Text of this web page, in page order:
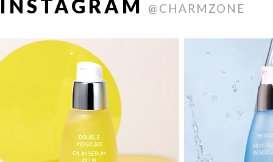
INSTAGRAM @CHARMZONE